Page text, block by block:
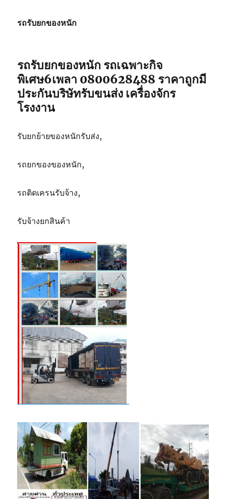
082-
5566214
รถรับยกของหนัก
รถรับยกของหนัก รถเฉพาะกิจ
พิเศษ6เพลา 0800628488 ราคาถูกมี
ประกันบริษัทรับขนส่ง เครื่องจักร
โรงงาน
รับยกย้ายของหนักรับส่ง,
รถยกของของหนัก,
รถติดเครนรับจ้าง,
รับจ้างยกสินค้า